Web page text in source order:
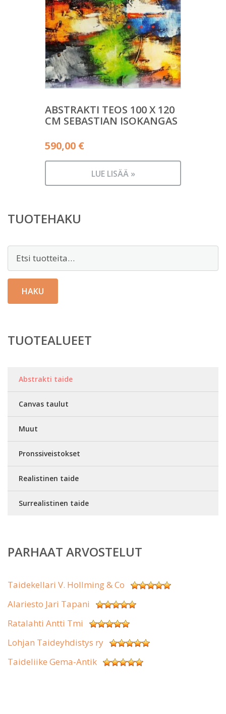
ABSTRAKTI TEOS 100 X 120
CM SEBASTIAN ISOKANGAS
590,00 €
LUE LISÄÄ »
TUOTEHAKU
Etsi:
HAKU
TUOTEALUEET
Abstrakti taide
Canvas taulut
Muut
Pronssiveistokset
Realistinen taide
Surrealistinen taide
PARHAAT ARVOSTELUT
Taidekellari V. Hollming & Co
Alariesto Jari Tapani
Ratalahti Antti Tmi
Lohjan Taideyhdistys ry
Taideliike Gema-Antik